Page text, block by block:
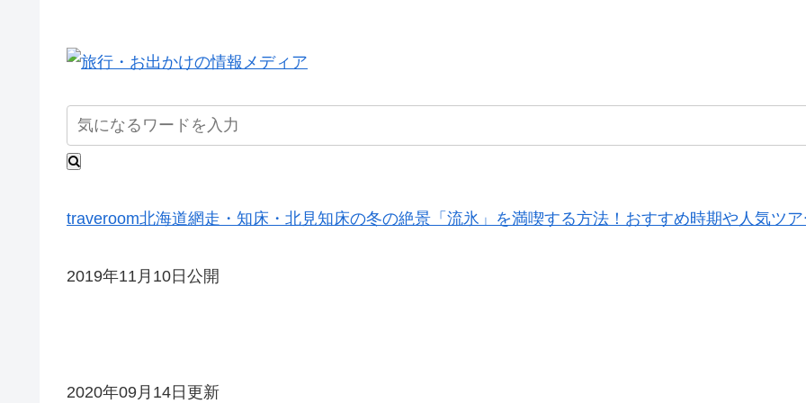
traveroom北海道網走・知床・北見知床の冬の絶景「流氷」を満喫する方法！おすすめ時期や人気ツ
2019年11月10日公開
2020年09月14日更新